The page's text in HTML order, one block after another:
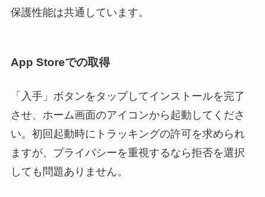
保護性能は共通しています。
App Storeでの取得
「入手」ボタンをタップしてインストールを完了
させ、ホーム画面のアイコンから起動してくださ
い。初回起動時にトラッキングの許可を求められ
ますが、プライバシーを重視するなら拒否を選択
しても問題ありません。